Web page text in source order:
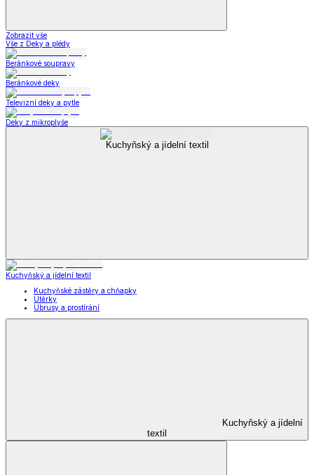
Zobrazit vše
Vše z Deky a plédy
Beránkové soupravy
Beránkové deky
Televizní deky a pytle
Deky z mikroplyše
Kuchyňský a jídelní textil
Kuchyňský a jídelní textil
Kuchyňské zástěry a chňapky
Utěrky
Ubrusy a prostírání
Kuchyňský a jídelní
textil